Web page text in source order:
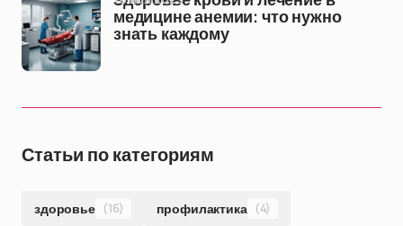
медицине анемии: что нужно
знать каждому
Статьи по категориям
здоровье (16) профилактика (4)